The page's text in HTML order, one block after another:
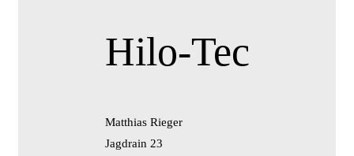
Hilo-Tec
Matthias Rieger
Jagdrain 23